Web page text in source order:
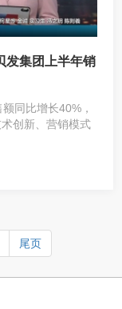
发集团上半年销
同比增长40%，
创新、营销模式
尾页